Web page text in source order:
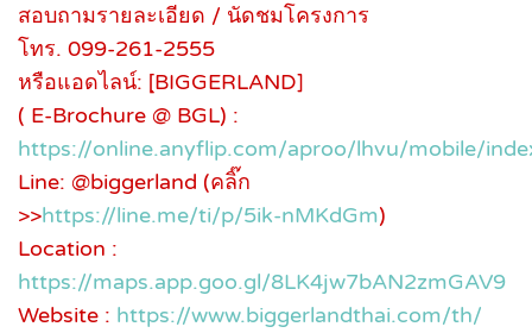
สอบถามรายละเอียด / นัดชมโครงการ
โทร. 099-261-2555
หรือแอดไลน์: [ฺBIGGERLAND]
( E-Brochure @ BGL) :
https://online.anyflip.com/aproo/lhvu/mobile/
Line: @biggerland (คลิ๊ก
>>https://line.me/ti/p/5ik-nMKdGm)
Location :
https://maps.app.goo.gl/8LK4jw7bAN2zmGAV9
Website : https://www.biggerlandthai.com/th/